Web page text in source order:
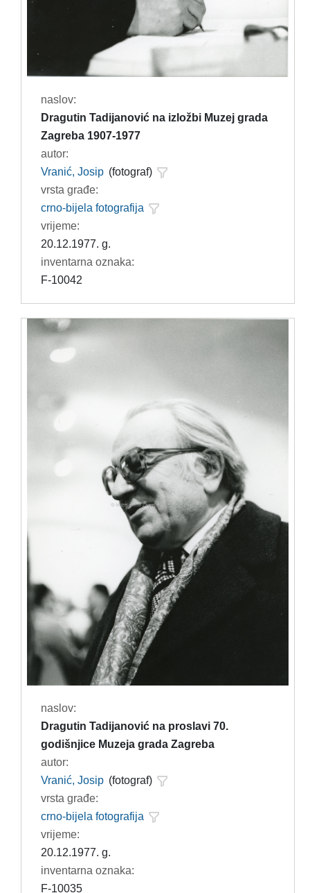
naslov:
Dragutin Tadijanović na izložbi Muzej grada
Zagreba 1907-1977
autor:
Vranić, Josip (fotograf)
vrsta građe:
crno-bijela fotografija
vrijeme:
20.12.1977. g.
inventarna oznaka:
F-10042
naslov:
Dragutin Tadijanović na proslavi 70.
godišnjice Muzeja grada Zagreba
autor:
Vranić, Josip (fotograf)
vrsta građe:
crno-bijela fotografija
vrijeme:
20.12.1977. g.
inventarna oznaka:
F-10035